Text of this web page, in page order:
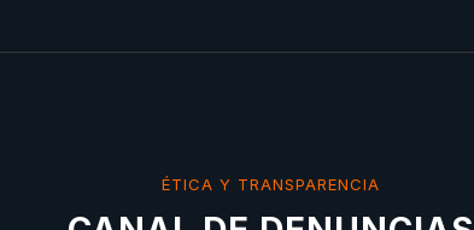
ÉTICA Y TRANSPARENCIA